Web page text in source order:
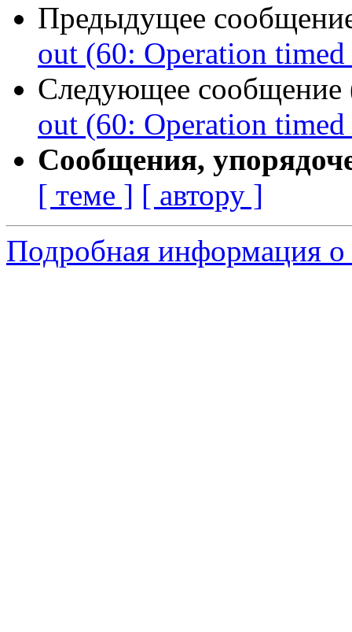
Предыдущее
out (60: Operation
Следующее сообщение
out (60: Operation
Сообщения,
[ теме ] [ автору ]
Подробная информация